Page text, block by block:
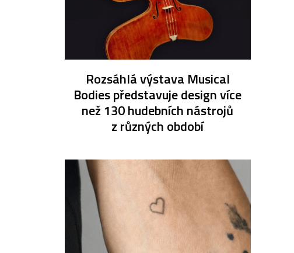
Rozsáhlá výstava Musical
Bodies představuje design více
než 130 hudebních nástrojů
z různých období